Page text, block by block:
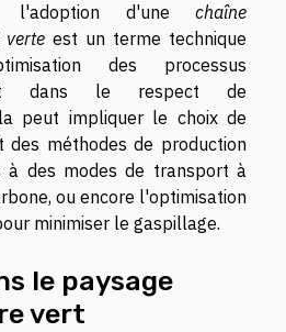
l'adoption d'une chaîne
verte est un terme technique
des processus
dans le respect de
peut impliquer le choix de
des méthodes de production
à des modes de transport à
ou encore l'optimisation
minimiser le gaspillage.
le paysage
vert